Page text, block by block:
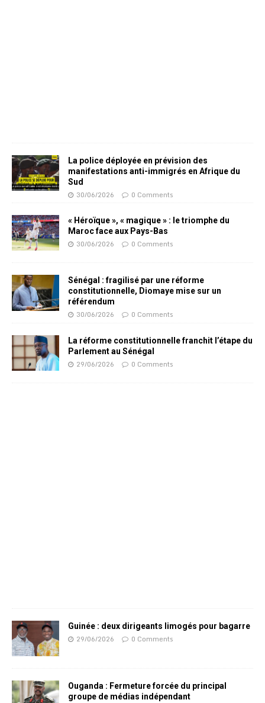
La police déployée en prévision des
manifestations anti-immigrés en Afrique du
Sud
30/06/2026 0 Comments
« Héroïque », « magique » : le triomphe du
Maroc face aux Pays-Bas
30/06/2026 0 Comments
Sénégal : fragilisé par une réforme
constitutionnelle, Diomaye mise sur un
référendum
30/06/2026 0 Comments
La réforme constitutionnelle franchit l’étape du
Parlement au Sénégal
29/06/2026 0 Comments
Guinée : deux dirigeants limogés pour bagarre
29/06/2026 0 Comments
Ouganda : Fermeture forcée du principal
groupe de médias indépendant